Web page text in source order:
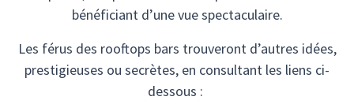
bénéficiant d’une vue spectaculaire.
Les férus des rooftops bars trouveront d’autres idées,
prestigieuses ou secrètes, en consultant les liens ci-
dessous :